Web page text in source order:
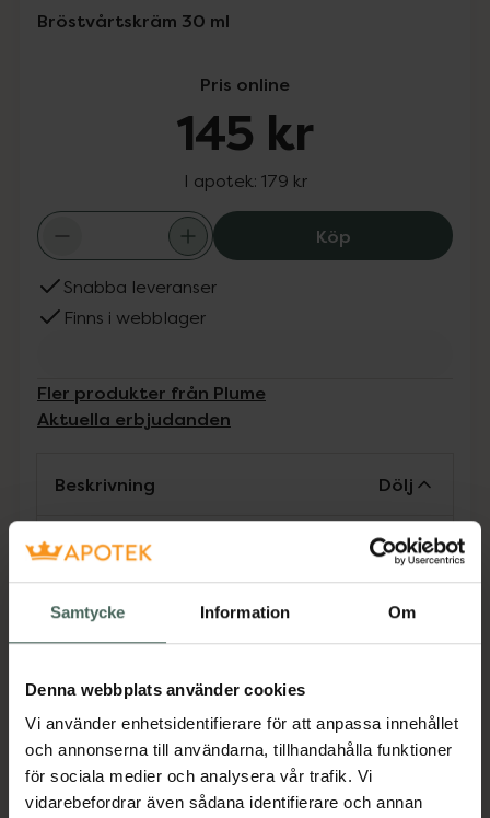
Samtycke Information Om
Denna webbplats använder cookies
Vi använder enhetsidentifierare för att anpassa innehållet
och annonserna till användarna, tillhandahålla funktioner
för sociala medier och analysera vår trafik. Vi
vidarebefordrar även sådana identifierare och annan
Bröstvårtskräm 30 ml
Pris online
145 kr
I apotek: 179 kr
KöpPlume Nipple
Snabba leveranser
Finns i webblager
Fler produkter från Plume
Aktuella erbjudanden
Beskrivning Dölj
Under den första tiden med mycket amning
mjukgörande egenskaper och passar till
bebisrumpor, läppar och nagelband.
Lämnar ett skyddande lager på det använda
området och behöver inte tas bort före
amning. Salvan är tillverkad av 100% naturligt